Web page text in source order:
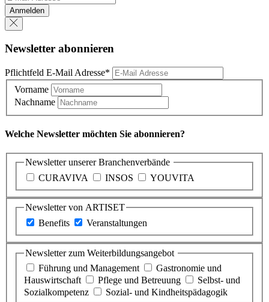
Anmelden
Newsletter abonnieren
Pflichtfeld E-Mail Adresse*
Vorname
Nachname
Welche Newsletter möchten Sie abonnieren?
Newsletter unserer Branchenverbände
CURAVIVA
INSOS YOUVITA
Newsletter von ARTISET
Benefits
Veranstaltungen
Newsletter zum Weiterbildungsangebot
Führung und Management
Gastronomie und
Hauswirtschaft
Pflege und Betreuung
Selbst- und
Sozialkompetenz
Sozial- und Kindheitspädagogik